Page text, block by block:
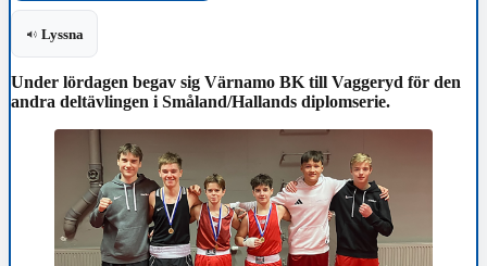
Lyssna
Under lördagen begav sig Värnamo BK till Vaggeryd för den
andra deltävlingen i Småland/Hallands diplomserie.